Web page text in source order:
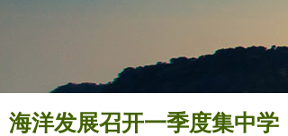
海洋发展召开一季度集中学